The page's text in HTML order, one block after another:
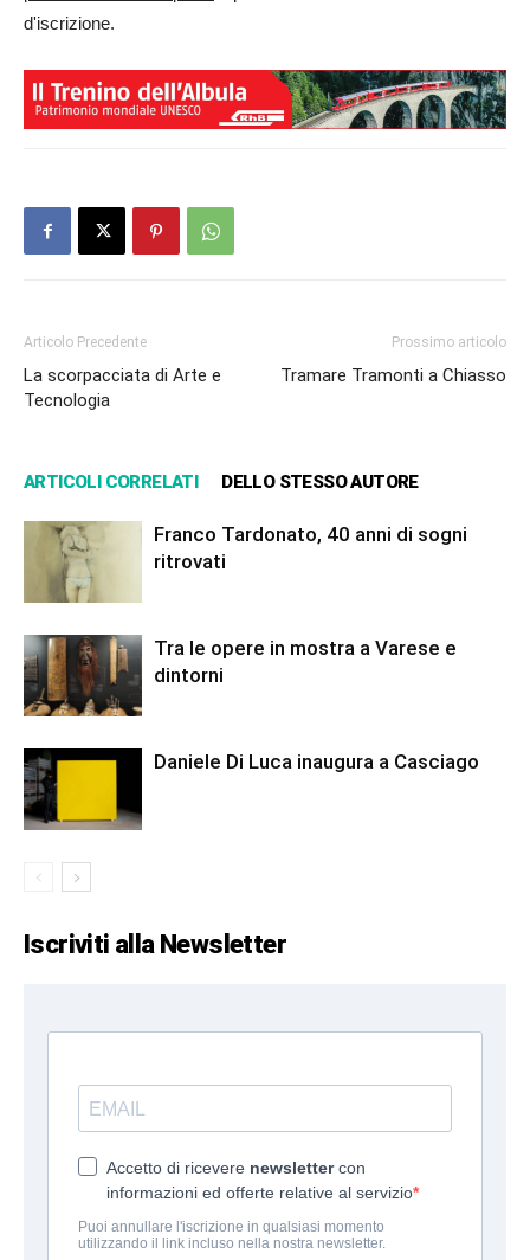
d'iscrizione.
Articolo Precedente
La scorpacciata di Arte e
Tecnologia
Prossimo articolo
Tramare Tramonti a Chiasso
ARTICOLI CORRELATI DELLO STESSO AUTORE
Franco Tardonato, 40 anni di sogni
ritrovati
Tra le opere in mostra a Varese e
dintorni
Daniele Di Luca inaugura a Casciago
Iscriviti alla Newsletter